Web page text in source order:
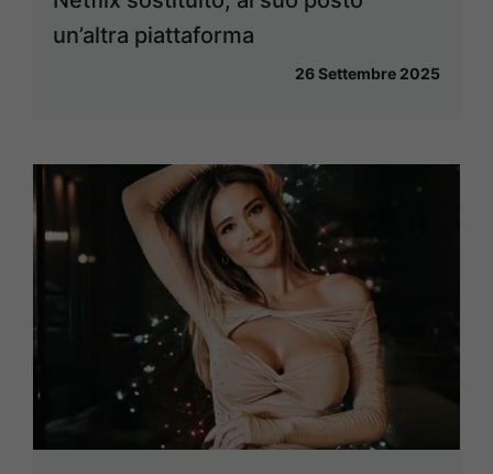
un’altra piattaforma
26 Settembre 2025